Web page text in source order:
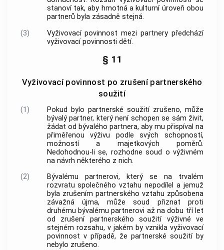
stanoví tak, aby hmotná a kulturní úroveň obou
partnerů byla zásadně stejná.
(3)
Vyživovací povinnost mezi partnery předchází
vyživovací povinnosti dětí.
§ 11
Vyživovací povinnost po zrušení partnerského
soužití
(1)
Pokud bylo partnerské soužití zrušeno, může
bývalý partner, který není schopen se sám živit,
žádat od bývalého partnera, aby mu přispíval na
přiměřenou výživu podle svých schopností,
možností a majetkových poměrů.
Nedohodnou-li se, rozhodne soud o výživném
na návrh některého z nich.
(2)
Bývalému partnerovi, který se na trvalém
rozvratu společného vztahu nepodílel a jemuž
byla zrušením partnerského vztahu způsobena
závažná újma, může soud přiznat proti
druhému bývalému partnerovi až na dobu tří let
od zrušení partnerského soužití výživné ve
stejném rozsahu, v jakém by vznikla vyživovací
povinnost v případě, že partnerské soužití by
nebylo zrušeno.